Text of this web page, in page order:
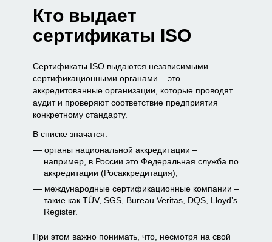
Кто выдает
сертификаты ISO
Сертификаты ISO выдаются независимыми
сертификационными органами – это
аккредитованные организации, которые проводят
аудит и проверяют соответствие предприятия
конкретному стандарту.
В списке значатся:
органы национальной аккредитации –
например, в России это Федеральная служба по
аккредитации (Росаккредитация);
международные сертификационные компании –
такие как TÜV, SGS, Bureau Veritas, DQS, Lloyd’s
Register.
При этом важно понимать, что, несмотря на свой